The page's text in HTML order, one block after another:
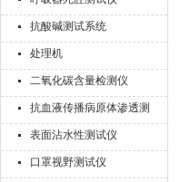
抗酸碱测试系统
处理机
二氧化碳含量检测仪
抗血液传播病原体渗透测
试仪
表面沾水性测试仪
口罩视野测试仪